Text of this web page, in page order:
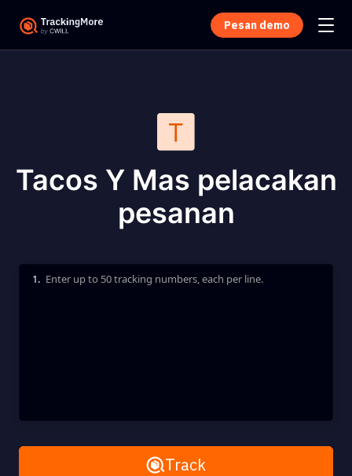
Pesan demo
Tacos Y Mas pelacakan
pesanan
Enter up to 50 tracking numbers, each per line.
1.
Remove AllTrack